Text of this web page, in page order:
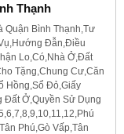
Thạnh
Quận Bình Thạnh,Tư
Đẫn,Điều
Lo,Có,Nhà Ở,Đất
Tặng,Chung Cư,Căn
Hồng,Sổ Đỏ,Giấy
Đất Ở,Quyền Sử Dụng
Phú,Gò Vấp,Tân